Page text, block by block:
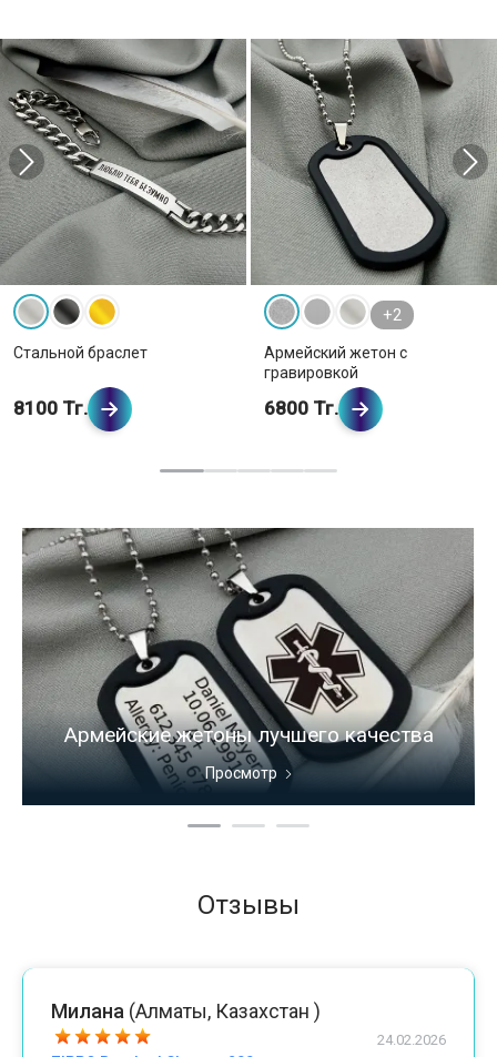
Стальной браслет
8100 Тг.
+2
Армейский жетон с
гравировкой
6800 Тг.
Армейские жетоны лучшего качества
Просмотр
Отзывы
Милана (Алматы, Казахстан )
24.02.2026